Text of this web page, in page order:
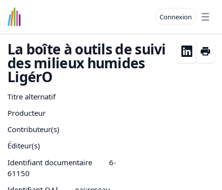
Connexion
La boîte à outils de suivi
des milieux humides
LigérO
Titre alternatif
Producteur
Contributeur(s)
Éditeur(s)
Identifiant documentaire
6-
61150